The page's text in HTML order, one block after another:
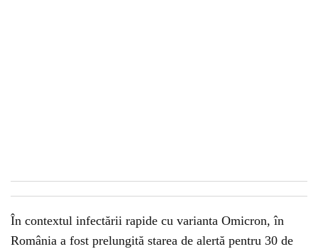
În contextul infectării rapide cu varianta Omicron, în
România a fost prelungită starea de alertă pentru 30 de